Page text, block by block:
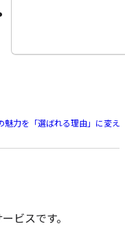
魅力を「選ばれる理由」に変
ビスです。